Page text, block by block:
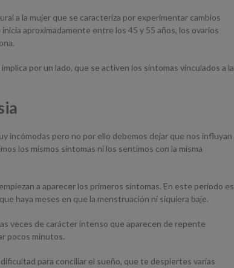
a la mujer que se caracteriza por experimentar cambios
aproximadamente entre los 45 y 55 años, los ovarios
por un lado, que se activen los síntomas vinculados a la
incómodas pero no por ello debemos dejar que nos influyan
los mismos síntomas ni los sentimos con la misma
a aparecer los primeros síntomas. En este periodo es
haya meses en que la menstruación ni siquiera baje.
veces de carácter intenso que aparecen de repente
pocos minutos.
para conciliar el sueño, que te despiertes varias